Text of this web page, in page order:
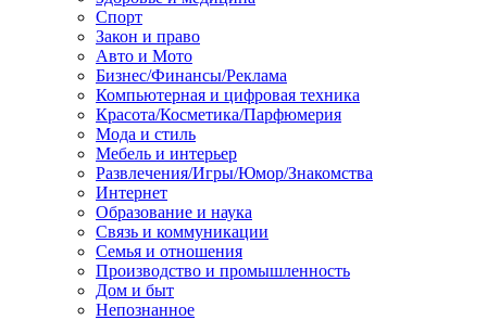
Спорт
Закон и право
Авто и Мото
Бизнес/Финансы/Реклама
Компьютерная и цифровая техника
Красота/Косметика/Парфюмерия
Мода и стиль
Мебель и интерьер
Развлечения/Игры/Юмор/Знакомства
Интернет
Образование и наука
Связь и коммуникации
Семья и отношения
Производство и промышленность
Дом и быт
Непознанное